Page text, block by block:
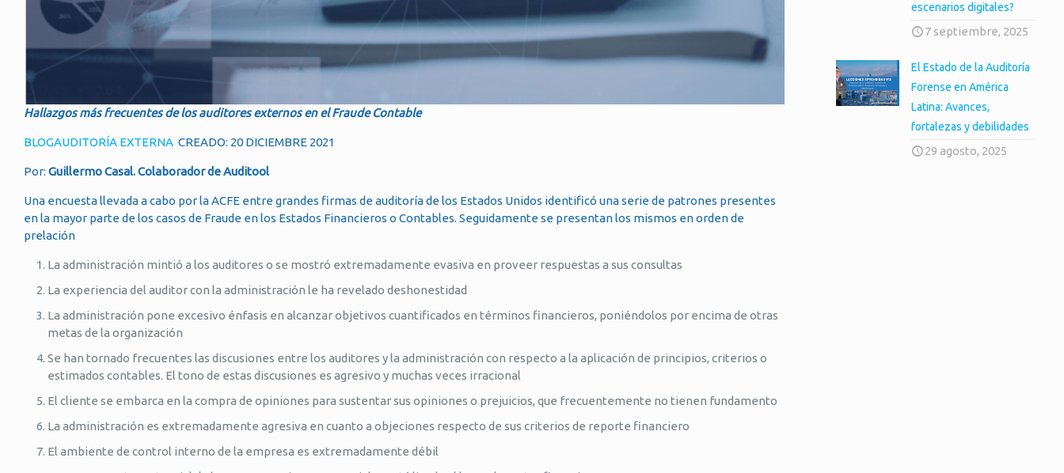
Hallazgos más frecuentes de los auditores externos en el Fraude Contable
BLOGAUDITORÍA EXTERNA CREADO: 20 DICIEMBRE 2021
Por: Guillermo Casal. Colaborador de Auditool
Una encuesta llevada a cabo por la ACFE entre grandes firmas de auditoría de los Estados Unidos identificó una serie de patrones presentes
en la mayor parte de los casos de Fraude en los Estados Financieros o Contables. Seguidamente se presentan los mismos en orden de
prelación
La administración mintió a los auditores o se mostró extremadamente evasiva en proveer respuestas a sus consultas
La experiencia del auditor con la administración le ha revelado deshonestidad
La administración pone excesivo énfasis en alcanzar objetivos cuantificados en términos financieros, poniéndolos por encima de otras
metas de la organización
Se han tornado frecuentes las discusiones entre los auditores y la administración con respecto a la aplicación de principios, criterios o
estimados contables. El tono de estas discusiones es agresivo y muchas veces irracional
El cliente se embarca en la compra de opiniones para sustentar sus opiniones o prejuicios, que frecuentemente no tienen fundamento
La administración es extremadamente agresiva en cuanto a objeciones respecto de sus criterios de reporte financiero
El ambiente de control interno de la empresa es extremadamente débil
escenarios digitales?
7 septiembre, 2025
El Estado de la Auditoría
Forense en América
Latina: Avances,
fortalezas y debilidades
29 agosto, 2025